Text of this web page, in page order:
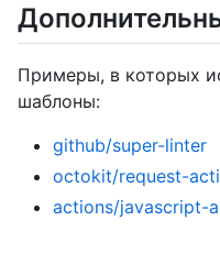
Примеры, в которых
шаблоны:
github/super-linter
octokit/request-
actions/javascript-